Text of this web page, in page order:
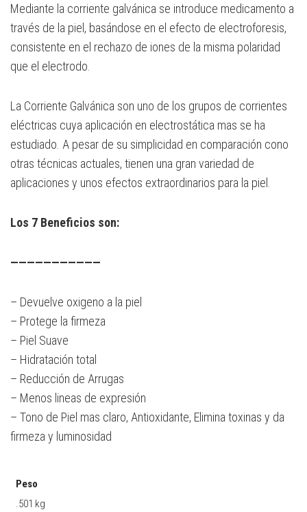
Mediante la corriente galvánica se introduce medicamento a
través de la piel, basándose en el efecto de electroforesis,
consistente en el rechazo de iones de la misma polaridad
que el electrodo.
La Corriente Galvánica son uno de los grupos de corrientes
eléctricas cuya aplicación en electrostática mas se ha
estudiado. A pesar de su simplicidad en comparación cono
otras técnicas actuales, tienen una gran variedad de
aplicaciones y unos efectos extraordinarios para la piel.
Los 7 Beneficios son:
———————————
– Devuelve oxigeno a la piel
– Protege la firmeza
– Piel Suave
– Hidratación total
– Reducción de Arrugas
– Menos lineas de expresión
– Tono de Piel mas claro, Antioxidante, Elimina toxinas y da
firmeza y luminosidad
Peso
.501 kg